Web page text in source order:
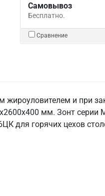
Самовывоз
Бесплатно.
Сравнение
и при
мм. Зонт серии
для горячих цехов